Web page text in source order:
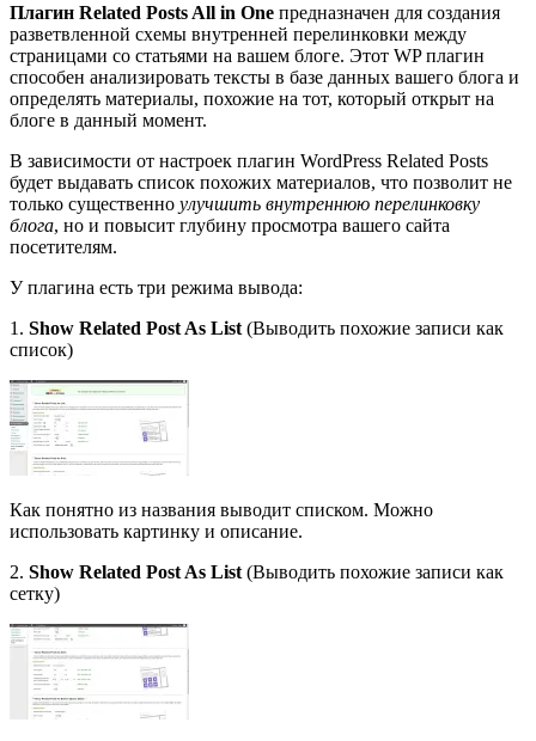
Плагин Related Posts All in One предназначен для создания
разветвленной схемы внутренней перелинковки между
страницами со статьями на вашем блоге. Этот WP плагин
способен анализировать тексты в базе данных вашего блога и
определять материалы, похожие на тот, который открыт на
блоге в данный момент.
В зависимости от настроек плагин WordPress Related Posts
будет выдавать список похожих материалов, что позволит не
только существенно улучшить внутреннюю перелинковку
блога, но и повысит глубину просмотра вашего сайта
посетителям.
У плагина есть три режима вывода:
1. Show Related Post As List (Выводить похожие записи как
список)
Как понятно из названия выводит списком. Можно
использовать картинку и описание.
2. Show Related Post As List (Выводить похожие записи как
сетку)